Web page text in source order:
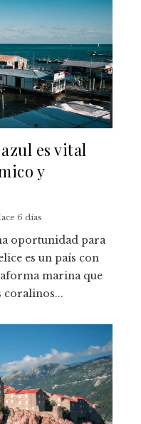
es vital
y
6 días
oportunidad para
es un país con
marina que
coralinos...